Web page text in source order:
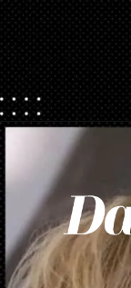
Ouverture